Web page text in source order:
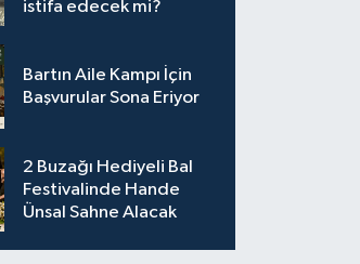
istifa edecek mi?
Bartın Aile Kampı İçin
Başvurular Sona Eriyor
2 Buzağı Hediyeli Bal
Festivalinde Hande
Ünsal Sahne Alacak